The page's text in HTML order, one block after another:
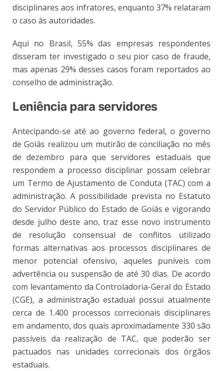
disciplinares aos infratores, enquanto 37% relataram
o caso às autoridades.
Aqui no Brasil, 55% das empresas respondentes
disseram ter investigado o seu pior caso de fraude,
mas apenas 29% desses casos foram reportados ao
conselho de administração.
Leniência para servidores
Antecipando-se até ao governo federal, o governo
de Goiás realizou um mutirão de conciliação no mês
de dezembro para que servidores estaduais que
respondem a processo disciplinar possam celebrar
um Termo de Ajustamento de Conduta (TAC) com a
administração. A possibilidade prevista no Estatuto
do Servidor Público do Estado de Goiás e vigorando
desde julho deste ano, traz esse novo instrumento
de resolução consensual de conflitos utilizado
formas alternativas aos processos disciplinares de
menor potencial ofensivo, aqueles puníveis com
advertência ou suspensão de até 30 dias. De acordo
com levantamento da Controladoria-Geral do Estado
(CGE), a administração estadual possui atualmente
cerca de 1.400 processos correcionais disciplinares
em andamento, dos quais aproximadamente 330 são
passíveis da realização de TAC, que poderão ser
pactuados nas unidades correcionais dos órgãos
estaduais.